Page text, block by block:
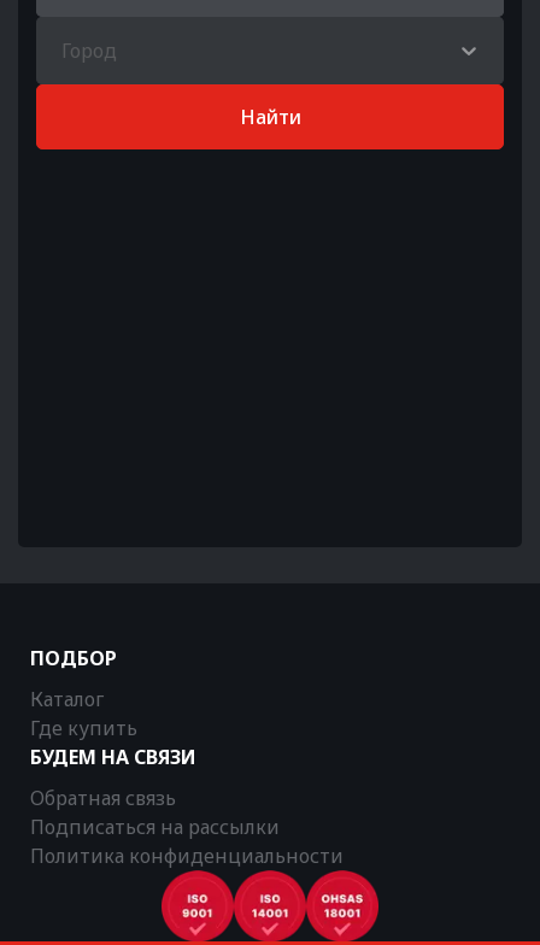
Город
Найти
ПОДБОР
Каталог
Где купить
БУДЕМ НА СВЯЗИ
Обратная связь
Подписаться на рассылки
Политика конфиденциальности